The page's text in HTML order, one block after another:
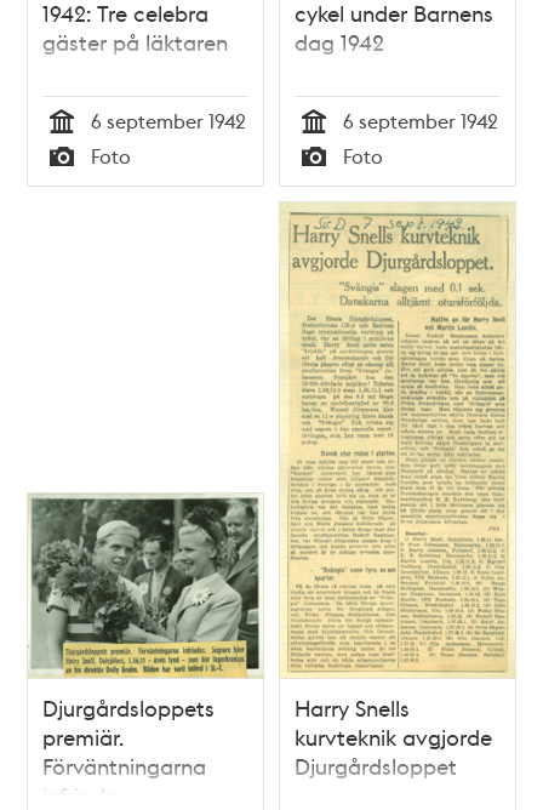
1942: Tre celebra
gäster på läktaren
Tid
6 september 1942
Typ
Foto
cykel under Barnens
dag 1942
Tid
6 september 1942
Typ
Foto
Djurgårdsloppets
premiär.
Förväntningarna
infriades
Harry Snells
kurvteknik avgjorde
Djurgårdsloppet